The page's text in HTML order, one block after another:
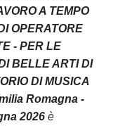
A TEMPO
OPERATORE
- PER LE
BELLE ARTI DI
DI MUSICA
Romagna -
2026 è